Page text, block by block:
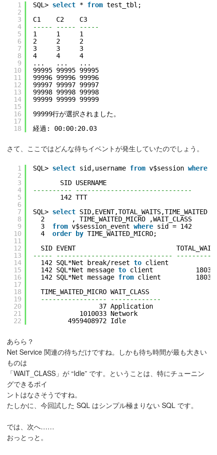
1
2
3
4
5
6
7
8
9
10
11
12
13
14
15
16
17
18
SQL> select * from test_tbl;
C1    C2    C3
----- ----- -----
1     1     1
2     2     2
3     3     3
4     4     4
...   ...   ...
99995 99995 99995
99996 99996 99996
99997 99997 99997
99998 99998 99998
99999 99999 99999
99999行が選択されました。
経過: 00:00:20.03
さて、ここではどんな待ちイベントが発生していたのでしょう。
1
2
3
4
5
6
7
8
9
10
11
12
13
14
15
16
17
18
19
20
21
22
SQL> select sid,username from v$session where
SID USERNAME
---------- ------------------------------
142 TTT
SQL> select SID,EVENT,TOTAL_WAITS,TIME_WAITED
2       , TIME_WAITED_MICRO ,WAIT_CLASS
3 from v$session_event where sid = 142
4 order by TIME_WAITED_MICRO;
SID EVENT
----- ------------------------------
142 SQL*Net break/reset to client
142 SQL*Net message to client
142 SQL*Net message from client
TIME_WAITED_MICRO WAIT_CLASS
----------------- -------------
37 Application
1010033 Network
4959408972 Idle
あらら？
Net Service 関連の待ちだけですね。しかも待ち時間が最も大きい
ものは
「WAIT_CLASS」が “Idle” です。ということは、特にチューニン
グできるポイ
ントはなさそうですね。
たしかに、今回試した SQL はシンプル極まりない SQL です。
では、次へ……
おっとっと。